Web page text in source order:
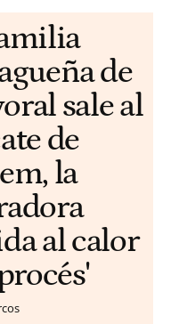
de
sale al
de
la
al calor